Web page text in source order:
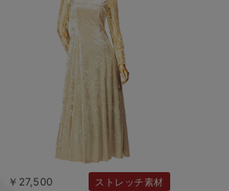
￥27,500 ストレッチ素材